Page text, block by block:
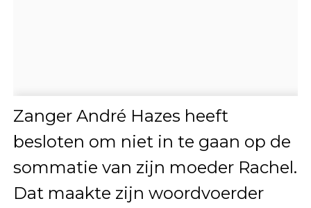
Zanger André Hazes heeft
besloten om niet in te gaan op de
sommatie van zijn moeder Rachel.
Dat maakte zijn woordvoerder